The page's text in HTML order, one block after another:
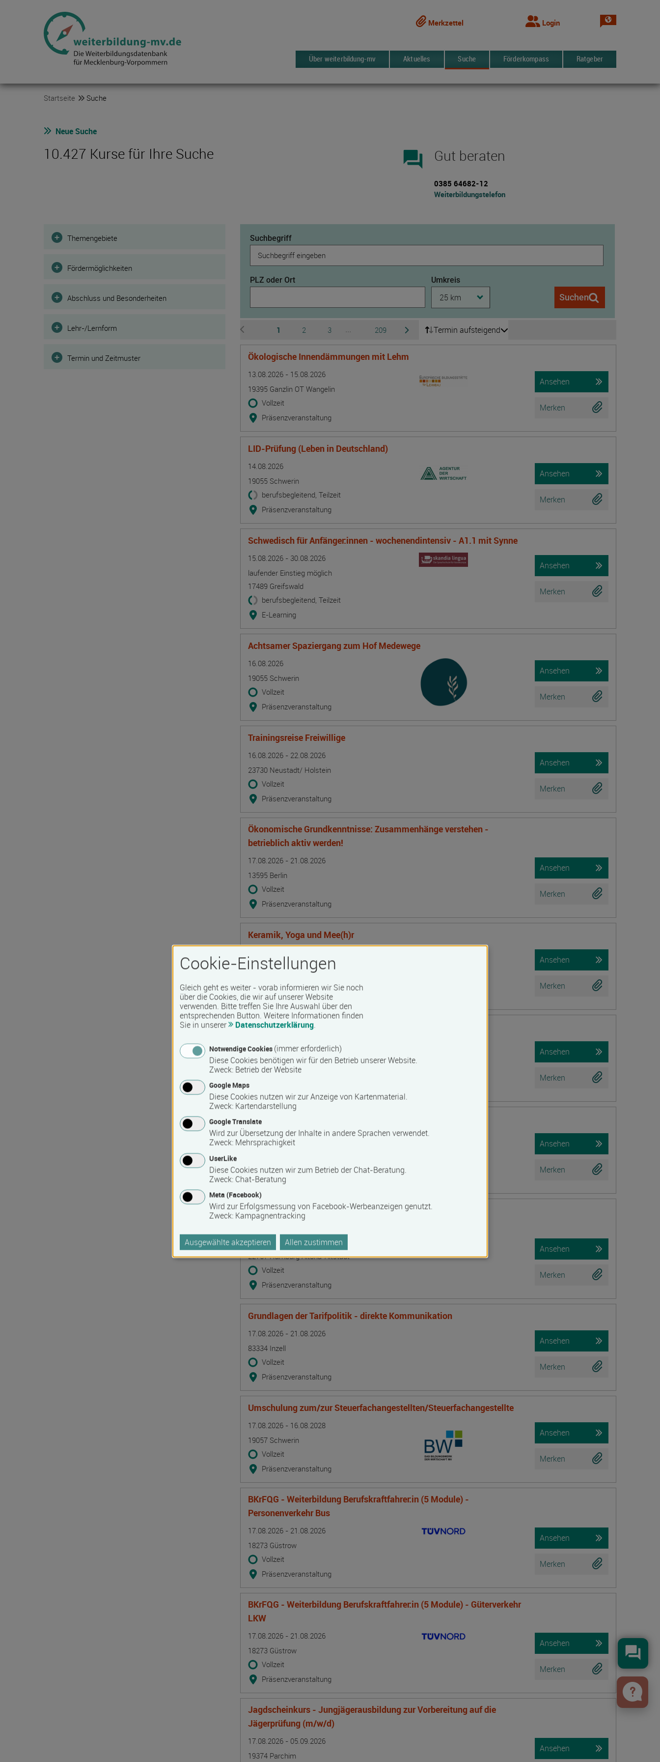
Merkzettel Login Sprache
Über weiterbildung-mv Aktuelles Suche Förderkompass Ratgeber
Startseite Suche
Neue Suche
10.427 Kurse für Ihre Suche forum Gut beraten
0385 64682-12
Weiterbildungstelefon
Suchbegriff
PLZ oder Ort Umkreis
25 km Suchen
Filter
Themengebiete
Fördermöglichkeiten
Abschluss und Besonderheiten
Lehr-/Lernform
Termin und Zeitmuster
zur vorherigen Seite wechseln
Seite
1 Seite
2 Seite
3
...
Seite
209 zur nächsten Seite wechseln
Termin aufsteigend
Ökologische Innendämmungen mit Lehm
13.08.2026 - 15.08.2026
19395 Ganzlin OT Wangelin
Vollzeit
Präsenzveranstaltung
Ansehen
Merken
LID-Prüfung (Leben in Deutschland)
14.08.2026
19055 Schwerin
berufsbegleitend, Teilzeit
Präsenzveranstaltung
Ansehen
Merken
Schwedisch für Anfänger:innen - wochenendintensiv - A1.1 mit Synne
15.08.2026 - 30.08.2026
laufender Einstieg möglich
17489 Greifswald
berufsbegleitend, Teilzeit
E-Learning
Ansehen
Merken
Achtsamer Spaziergang zum Hof Medewege
16.08.2026
19055 Schwerin
Vollzeit
Präsenzveranstaltung
Ansehen
Merken
Trainingsreise Freiwillige
16.08.2026 - 22.08.2026
23730 Neustadt/ Holstein
Vollzeit
Präsenzveranstaltung
Ansehen
Merken
Ökonomische Grundkenntnisse: Zusammenhänge verstehen -
betrieblich aktiv werden!
17.08.2026 - 21.08.2026
13595 Berlin
Vollzeit
Präsenzveranstaltung
Ansehen
Merken
Keramik, Yoga und Mee(h)r
Termin
Ort
17509 Lubmin
Zeitmuster
Lehr- und Lernform
Präsenzveranstaltung
Ansehen
Merken
Bilanzbuchhalter IHK - Intensivlehrgang (schriftliche Prüfung)
17.08.2026 - 23.08.2026
60314 Frankfurt
Vollzeit
Ansehen
Merken
Bilanzbuchhalter IHK - Intensivlehrgang (schriftliche Prüfung)
Termin
17.08.2026 - 23.08.2026
Ort
Zeitmuster
Vollzeit
Lehr- und Lernform
Blended Learning
Ansehen
Merken
Hypnose Grundausbildung: Theorie und Praxis der Hypnose in
Therapie und Coaching, strukturierte Hypnose
Termin
17.08.2026 - 21.08.2026
Ort
22767 Hamburg Altona-Altstadt
Zeitmuster
Vollzeit
Lehr- und Lernform
Präsenzveranstaltung
Ansehen
Merken
Grundlagen der Tarifpolitik - direkte Kommunikation
17.08.2026 - 21.08.2026
83334 Inzell
Vollzeit
Präsenzveranstaltung
Ansehen
Merken
Umschulung zum/zur Steuerfachangestellten/Steuerfachangestellte
17.08.2026 - 16.08.2028
19057 Schwerin
Vollzeit
Präsenzveranstaltung
Ansehen
Merken
BKrFQG - Weiterbildung Berufskraftfahrer:in (5 Module) -
Personenverkehr Bus
17.08.2026 - 21.08.2026
18273 Güstrow
Vollzeit
Präsenzveranstaltung
Ansehen
Merken
BKrFQG - Weiterbildung Berufskraftfahrer:in (5 Module) - Güterverkehr
LKW
17.08.2026 - 21.08.2026
18273 Güstrow
Vollzeit
Präsenzveranstaltung
Ansehen
Merken
Jagdscheinkurs - Jungjägerausbildung zur Vorbereitung auf die
Jägerprüfung (m/w/d)
17.08.2026 - 05.09.2026
19374 Parchim
Ansehen
Cookie-Einstellungen
Gleich geht es weiter - vorab informieren wir Sie noch
über die Cookies, die wir auf unserer Website
verwenden. Bitte treffen Sie Ihre Auswahl über den
entsprechenden Button. Weitere Informationen finden
Sie in unserer
Datenschutzerklärung.
Notwendige Cookies (immer erforderlich)
Diese Cookies benötigen wir für den Betrieb unserer Website.
Zweck: Betrieb der Website
Google Maps
Diese Cookies nutzen wir zur Anzeige von Kartenmaterial.
Zweck: Kartendarstellung
Google Translate
Wird zur Übersetzung der Inhalte in andere Sprachen verwendet.
Zweck: Mehrsprachigkeit
UserLike
Diese Cookies nutzen wir zum Betrieb der Chat-Beratung.
Zweck: Chat-Beratung
Meta (Facebook)
Wird zur Erfolgsmessung von Facebook-Werbeanzeigen genutzt.
Zweck: Kampagnentracking
Ausgewählte akzeptieren Allen zustimmen